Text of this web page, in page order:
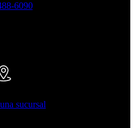
6090
sucursal